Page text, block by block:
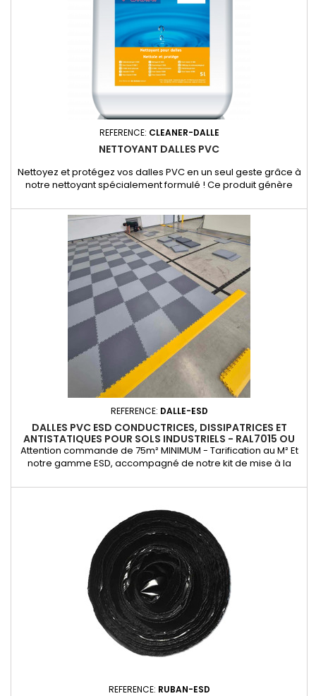
REFERENCE: CLEANER-DALLE
NETTOYANT DALLES PVC
Nettoyez et protégez vos dalles PVC en un seul geste grâce à
notre nettoyant spécialement formulé ! Ce produit génère
pour un sol à la fois propre et sécurisé. Dilution : 50 ml de
nettoyant dans 10 litres d'eau Utilisation : avec un balai et une
serpillère Quantité : 5 L
REFERENCE: DALLE-ESD
DALLES PVC ESD CONDUCTRICES, DISSIPATRICES ET
ANTISTATIQUES POUR SOLS INDUSTRIELS - RAL7015 OU
RAL7045
Attention commande de 75m² MINIMUM - Tarification au M² Et
notre gamme ESD, accompagné de notre kit de mise à la
revêtement de sol à partir de dalles pvc antistatiques
réparations) Avec son installation facile, sa longévité
exceptionnelle...
REFERENCE: RUBAN-ESD